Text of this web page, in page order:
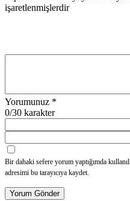
işaretlenmişlerdir
Yorumunuz *
0/30 karakter
Bir dahaki sefere yorum yaptığımda
adresimi bu tarayıcıya kaydet.
Yorum Gönder